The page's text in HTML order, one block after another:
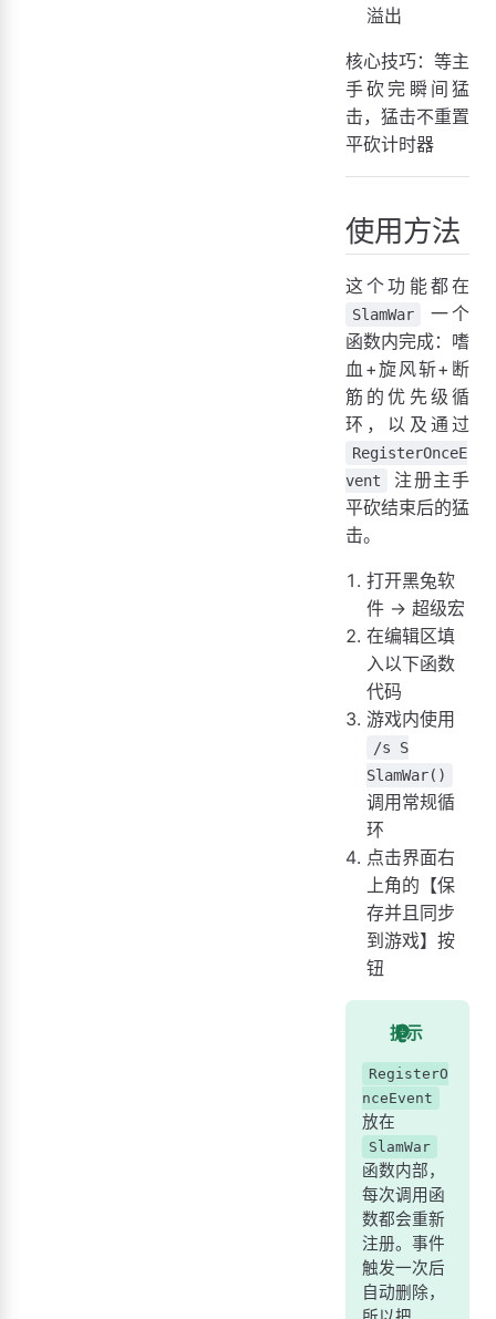
溢出
核心技巧：等主
手砍完瞬间猛
击，猛击不重置
平砍计时器
使用方法
这个功能都在
SlamWar
一个
函数内完成：嗜
血+旋风斩+断
筋的优先级循
环，以及通过
RegisterOnceE
vent
注册主手
平砍结束后的猛
击。
打开黑兔软
件 → 超级宏
在编辑区填
入以下函数
代码
游戏内使用
/s S
SlamWar()
调用常规循
环
点击界面右
上角的【保
存并且同步
到游戏】按
钮
提示
RegisterO
nceEvent
放在
SlamWar
函数内部，
每次调用函
数都会重新
注册。事件
触发一次后
自动删除，